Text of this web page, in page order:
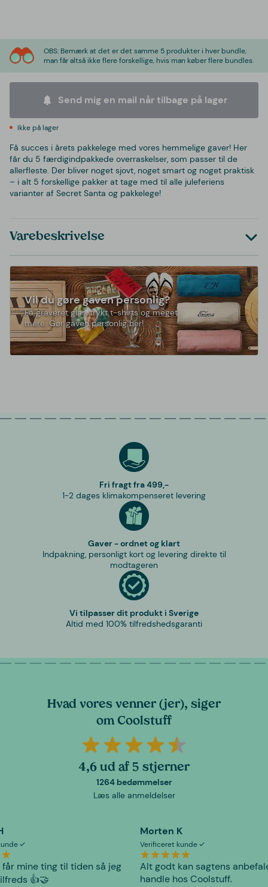
OBS: Bemærk at det er det samme 5 produkter i hver bundle,
man får altså ikke flere forskellige, hvis man køber flere bundles.
Send mig en mail når tilbage på lager
Ikke på lager
Få succes i årets pakkelege med vores hemmelige gaver! Her
får du 5 færdigindpakkede overraskelser, som passer til de
allerfleste. Der bliver noget sjovt, noget smart og noget praktisk
– i alt 5 forskellige pakker at tage med til alle juleferiens
varianter af Secret Santa og pakkelege!
Varebeskrivelse
Vil du gøre gaven personlig?
Få graveret glas, trykt t-shirts og meget
mere. Gør gaven personlig her!
Fri fragt fra 499,-
1-2 dages klimakompenseret levering
Gaver - ordnet og klart
Indpakning, personligt kort og levering direkte til
modtageren
Vi tilpasser dit produkt i Sverige
Altid med 100% tilfredshedsgaranti
Hvad vores venner (jer), siger
om Coolstuff
4,6 ud af 5 stjerner
1264 bedømmelser
Læs alle anmeldelser
får mine ting til tiden så jeg
👍🤝
Morten K
Verificeret kunde
Alt godt kan sagtens
handle hos Coolstuff.